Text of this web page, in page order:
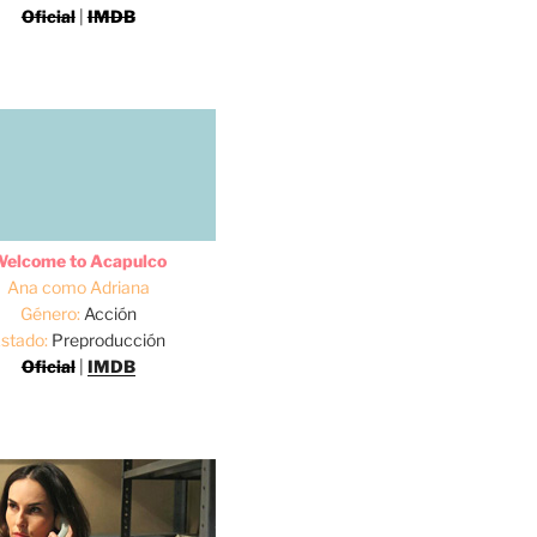
Oficial|IMDB
to Acapulco
Ana como Adriana
Género:Acción
Preproducción
Oficial| IMDB